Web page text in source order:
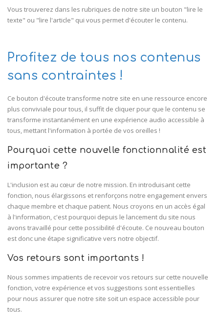
Vous trouverez dans les rubriques de notre site un bouton "lire le
texte" ou "lire l'article" qui vous permet d'écouter le contenu.
Profitez de tous nos contenus
sans contraintes !
Ce bouton d'écoute transforme notre site en une ressource encore
plus conviviale pour tous, il suffit de cliquer pour que le contenu se
transforme instantanément en une expérience audio accessible à
tous, mettant l'information à portée de vos oreilles !
Pourquoi cette nouvelle fonctionnalité est
importante ?
L'inclusion est au cœur de notre mission. En introduisant cette
fonction, nous élargissons et renforçons notre engagement envers
chaque membre et chaque patient. Nous croyons en un accès égal
à l'information, c'est pourquoi depuis le lancement du site nous
avons travaillé pour cette possibilité d'écoute. Ce nouveau bouton
est donc une étape significative vers notre objectif.
Vos retours sont importants !
Nous sommes impatients de recevoir vos retours sur cette nouvelle
fonction, votre expérience et vos suggestions sont essentielles
pour nous assurer que notre site soit un espace accessible pour
tous.